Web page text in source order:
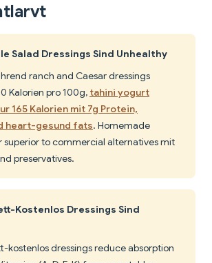
Salad Dressings Sind Unhealthy
ranch and Caesar dressings
Kalorien pro 100g, tahini yogurt
165 Kalorien mit 7g Protein,
heart-gesund fats. Homemade
superior to commercial alternatives mit
preservatives.
Kostenlos Dressings Sind
kostenlos dressings reduce absorption